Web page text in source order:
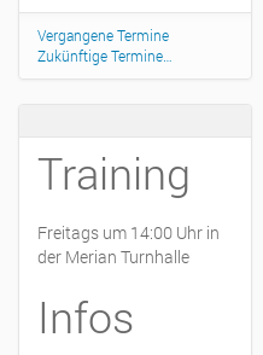
Vergangene Termine
Zukünftige Termine…
Training
Freitags um 14:00 Uhr in
der Merian Turnhalle
Infos